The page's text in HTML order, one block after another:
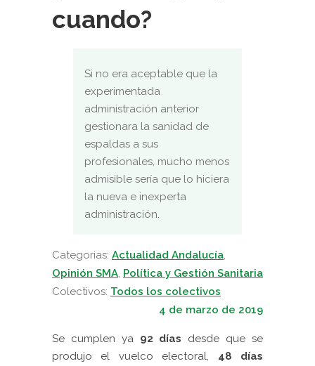
cuando?
Si no era aceptable que la
experimentada
administración anterior
gestionara la sanidad de
espaldas a sus
profesionales, mucho menos
admisible sería que lo hiciera
la nueva e inexperta
administración.
Categorias: Actualidad Andalucía,
Opinión SMA, Política y Gestión Sanitaria
Colectivos: Todos los colectivos
4 de marzo de 2019
Se cumplen ya 92 días desde que se
produjo el vuelco electoral, 48 días